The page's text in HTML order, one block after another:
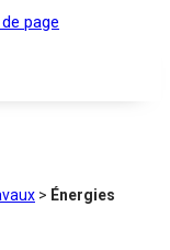
page
> Énergies